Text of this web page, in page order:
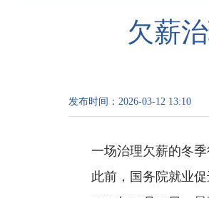
欠薪
发布时间： 2026-03-12 13:10
一场治理欠薪的冬季
此前，国务院就业